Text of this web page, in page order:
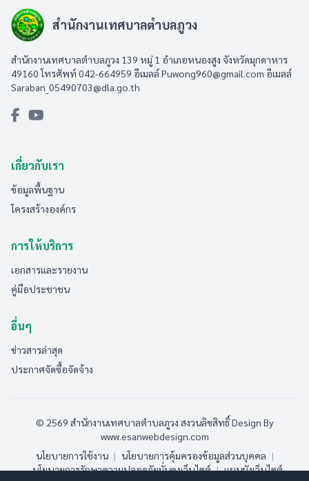
สำนักงานเทศบาลตำบลภูวง
สำนักงานเทศบาลตำบลภูวง 139 หมู่ 1 อำเภอหนองสูง จังหวัดมุกดาหาร
49160 โทรศัพท์ 042-664959 อีเมลล์Puwong960@gmail.com อีเมลล์
Saraban_05490703@dla.go.th
เกี่ยวกับเรา
ข้อมูลพื้นฐาน
โครงสร้างองค์กร
การให้บริการ
เอกสารและรายงาน
คู่มือประชาชน
อื่นๆ
ข่าวสารล่าสุด
ประกาศจัดซื้อจัดจ้าง
© 2569 สำนักงานเทศบาลตำบลภูวง สงวนลิขสิทธิ์Design By
www.esanwebdesign.com
นโยบายการใช้งาน | นโยบายการคุ้มครองข้อมูลส่วนบุคคล |
นโยบายการรักษาความปลอดภัยมั่นคงเว็บไซต์ | แผนผังเว็บไซต์